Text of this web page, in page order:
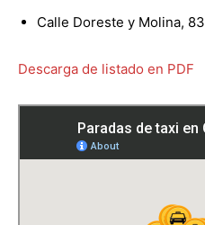
Calle Doreste y Molina, 83
Descarga de listado en PDF